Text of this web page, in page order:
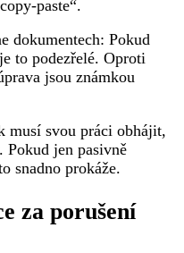
paste“.
dokumentech: Pokud
to podezřelé. Oproti
jsou známkou
musí svou práci obhájit,
jen pasivně
snadno prokáže.
za porušení